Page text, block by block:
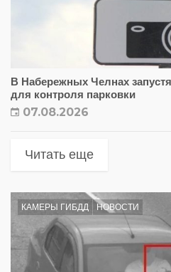
В Набережных Челнах
для контроля парковки
07.08.2026
Читать еще
КАМЕРЫ ГИБДД НОВОСТИ